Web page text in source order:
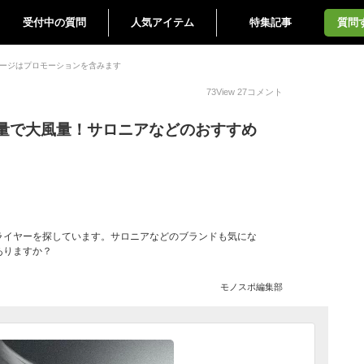
受付中の質問 人気アイテム 特集記事 質問
ジはプロモーションを含みます
73View 27コメント
で大風量！サロニアなどのおすすめ
ヤーを探しています。サロニアなどのブランドも気にな
ますか？
モノスポ編集部